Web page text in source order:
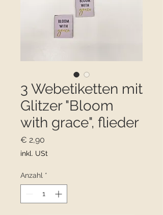
3 Webetiketten mit
Glitzer "Bloom
with grace", flieder
€ 2,90
inkl. USt
Anzahl *